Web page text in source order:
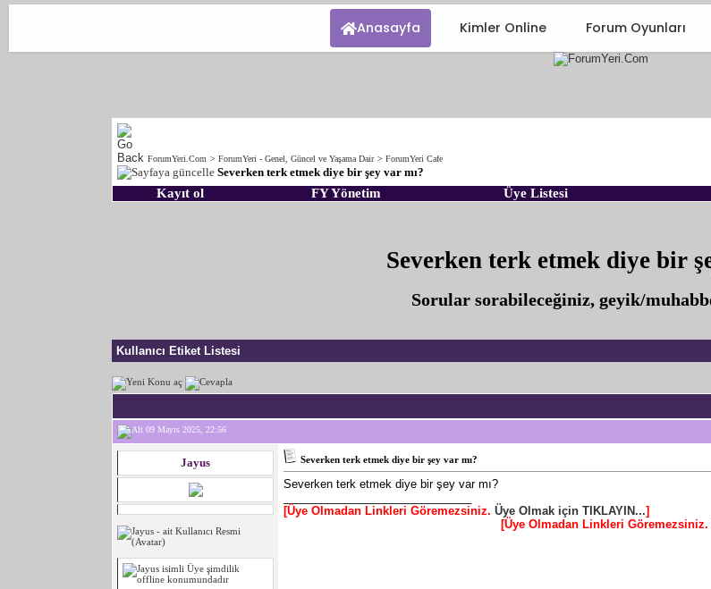
Anasayfa Kimler Online Forum Oyunları
ForumYeri.Com >ForumYeri - Genel, Güncel ve Yaşama Dair >ForumYeri Cafe
Severken terk etmek diye bir şey var mı?
Kayıt ol FY Yönetim Üye Listesi
Severken terk etmek diye bir
Sorular sorabileceğiniz, geyik/
Kullanıcı Etiket Listesi
09 Mayıs 2025, 22:56
Jayus Severken terk etmek diye bir şey var mı?
Severken terk etmek diye bir şey var mı?
[Üye Olmadan Linkleri Göremezsiniz.Üye Olmak için TIKLAYIN...]
[Üye Olmadan Linkleri